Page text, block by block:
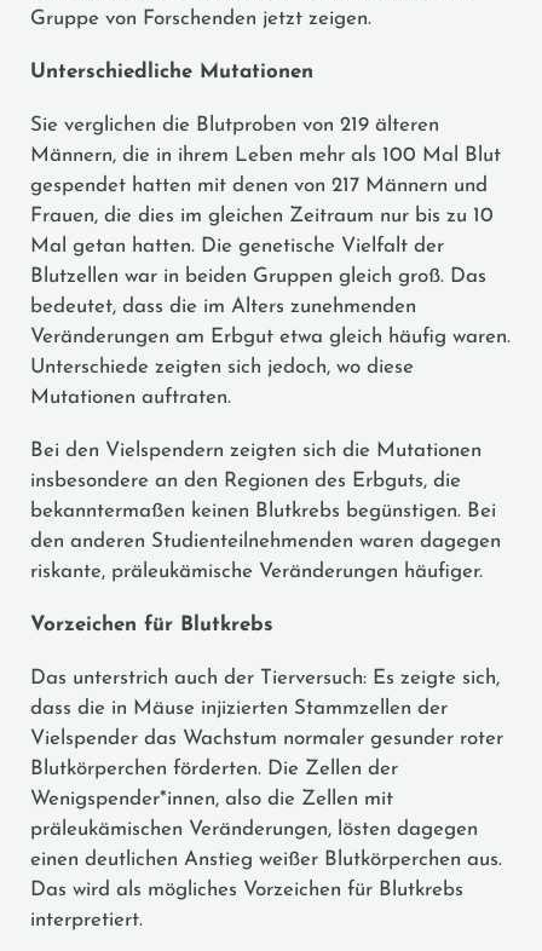
Gruppe von Forschenden jetzt zeigen.
Unterschiedliche Mutationen
Sie verglichen die Blutproben von 219 älteren
Männern, die in ihrem Leben mehr als 100 Mal Blut
gespendet hatten mit denen von 217 Männern und
Frauen, die dies im gleichen Zeitraum nur bis zu 10
Mal getan hatten. Die genetische Vielfalt der
Blutzellen war in beiden Gruppen gleich groß. Das
bedeutet, dass die im Alters zunehmenden
Veränderungen am Erbgut etwa gleich häufig waren.
Unterschiede zeigten sich jedoch, wo diese
Mutationen auftraten.
Bei den Vielspendern zeigten sich die Mutationen
insbesondere an den Regionen des Erbguts, die
bekanntermaßen keinen Blutkrebs begünstigen. Bei
den anderen Studienteilnehmenden waren dagegen
riskante, präleukämische Veränderungen häufiger.
Vorzeichen für Blutkrebs
Das unterstrich auch der Tierversuch: Es zeigte sich,
dass die in Mäuse injizierten Stammzellen der
Vielspender das Wachstum normaler gesunder roter
Blutkörperchen förderten. Die Zellen der
Wenigspender*innen, also die Zellen mit
präleukämischen Veränderungen, lösten dagegen
einen deutlichen Anstieg weißer Blutkörperchen aus.
Das wird als mögliches Vorzeichen für Blutkrebs
interpretiert.